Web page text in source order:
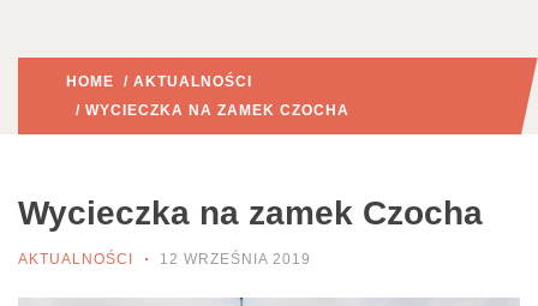
HOME / AKTUALNOŚCI
/ WYCIECZKA NA ZAMEK CZOCHA
Wycieczka na zamek Czocha
AKTUALNOŚCI 12 WRZEŚNIA 2019